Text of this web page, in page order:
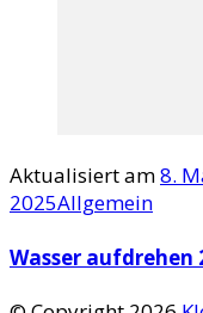
Aktualisiert am8.
2025Allgemein
Wasser aufdrehen